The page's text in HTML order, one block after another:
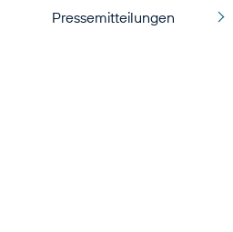
Pressemitteilungen